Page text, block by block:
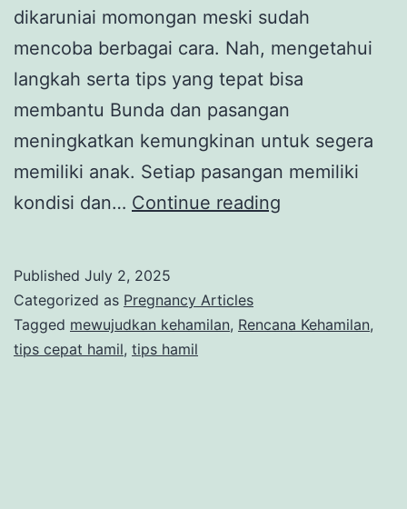
dikaruniai momongan meski sudah
mencoba berbagai cara. Nah, mengetahui
langkah serta tips yang tepat bisa
membantu Bunda dan pasangan
meningkatkan kemungkinan untuk segera
memiliki anak. Setiap pasangan memiliki
kondisi dan… Continue reading
dengan
Published July 2, 2025
Categorized as Pregnancy Articles
Tagged mewujudkan kehamilan, Rencana Kehamilan,
tips cepat hamil, tips hamil